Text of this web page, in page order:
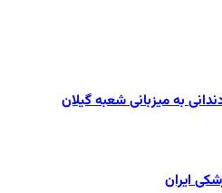
به میزبانی شعبه گیلان